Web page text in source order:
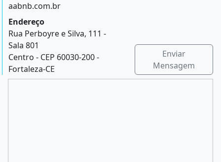
aabnb.com.br
Endereço
Rua Perboyre e Silva, 111 -
Sala 801
Centro - CEP 60030-200 -
Fortaleza-CE
Enviar
Mensagem